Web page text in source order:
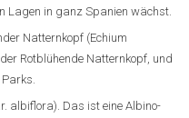
Lagen in ganz Spanien wächst.
Natternkopf (Echium
Rotblühende Natternkopf, und
albiflora). Das ist eine Albino-